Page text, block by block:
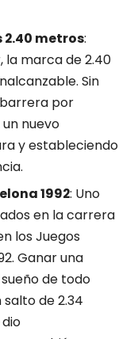
2.40 metros:
la marca de 2.40
Sin
por
nuevo
y estableciendo
1992: Uno
en la carrera
los Juegos
Ganar una
de todo
de 2.34